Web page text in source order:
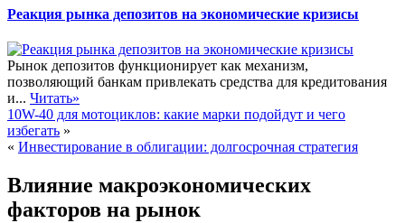
Реакция рынка депозитов на экономические кризисы
Рынок депозитов функционирует как механизм,
позволяющий банкам привлекать средства для кредитования
и... Читать»
10W-40 для мотоциклов: какие марки подойдут и чего
избегать »
« Инвестирование в облигации: долгосрочная стратегия
Влияние макроэкономических
факторов на рынок